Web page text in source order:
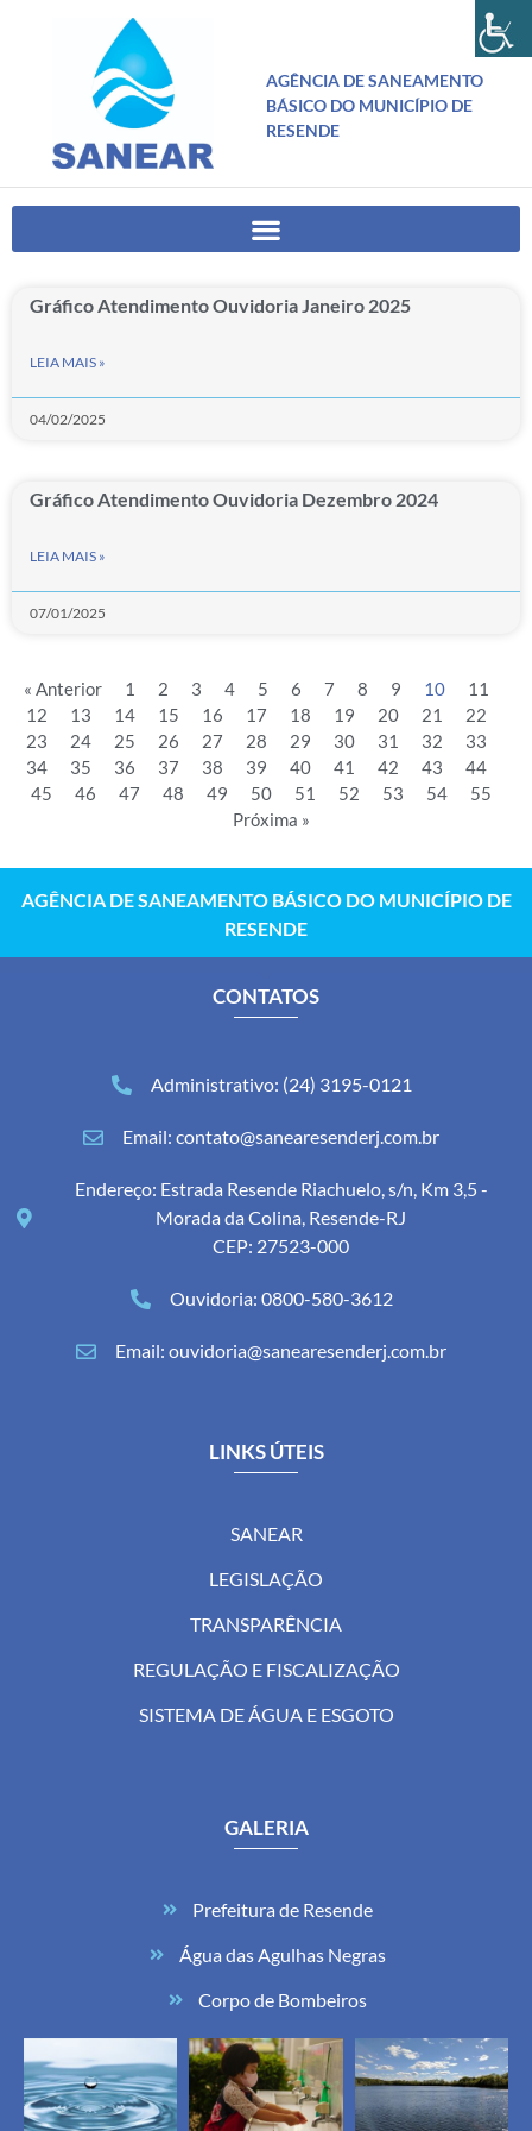
AGÊNCIA DE SANEAMENTO
BÁSICO DO MUNICÍPIO DE
RESENDE
Gráfico Atendimento Ouvidoria Janeiro 2025
LEIA MAIS »
04/02/2025
Gráfico Atendimento Ouvidoria Dezembro 2024
LEIA MAIS »
07/01/2025
« Anterior 1 2 3 4 5 6 7 8 9 10
11
12
13 14 15 16 17 18 19 20 21
22
23
24 25 26 27 28 29 30 31 32
33
34
35 36 37 38 39 40 41 42 43
44
45
46 47 48 49 50 51 52 53 54
55
Próxima »
AGÊNCIA DE SANEAMENTO BÁSICO DO MUNICÍPIO DE
RESENDE
CONTATOS
Administrativo: (24) 3195-0121
Email: contato@sanearesenderj.com.br
Endereço: Estrada Resende Riachuelo, s/n, Km 3,5 -
Morada da Colina, Resende-RJ
CEP: 27523-000
Ouvidoria: 0800-580-3612
Email: ouvidoria@sanearesenderj.com.br
LINKS ÚTEIS
SANEAR
LEGISLAÇÃO
TRANSPARÊNCIA
REGULAÇÃO E FISCALIZAÇÃO
SISTEMA DE ÁGUA E ESGOTO
GALERIA
Prefeitura de Resende
Água das Agulhas Negras
Corpo de Bombeiros